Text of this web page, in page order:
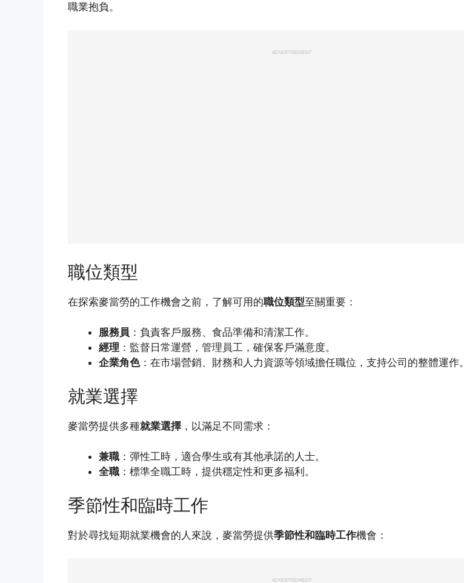
職業抱負。
ADVERTISEMENT
職位類型
在探索麥當勞的工作機會之前，了解可用的職位類型至關重要：
服務員 ：負責客戶服務、食品準備和清潔工作。
經理 ：監督日常運營，管理員工，確保客戶滿意度。
企業角色：在市場營銷、財務和人力資源等領域擔任職位，支持公司的整體運作。
就業選擇
麥當勞提供多種就業選擇 ，以滿足不同需求：
兼職 ：彈性工時，適合學生或有其他承諾的人士。
全職 ：標準全職工時，提供穩定性和更多福利。
季節性和臨時工作
對於尋找短期就業機會的人來說，麥當勞提供季節性和臨時工作機會：
ADVERTISEMENT